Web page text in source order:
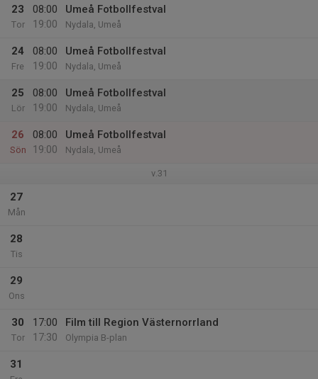
23
Tor
08:00
19:00
Umeå Fotbollfestval
Nydala, Umeå
24
Fre
08:00
19:00
Umeå Fotbollfestval
Nydala, Umeå
25
Lör
08:00
19:00
Umeå Fotbollfestval
Nydala, Umeå
26
Sön
08:00
19:00
Umeå Fotbollfestval
Nydala, Umeå
v.31
27
Mån
28
Tis
29
Ons
30
Tor
17:00
17:30
Film till Region Västernorrland
Olympia B-plan
31